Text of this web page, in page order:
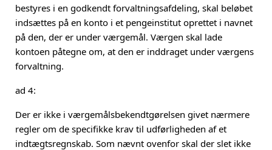
bestyres i en godkendt forvaltningsafdeling, skal beløbet
indsættes på en konto i et pengeinstitut oprettet i navnet
på den, der er under værgemål. Værgen skal lade
kontoen påtegne om, at den er inddraget under værgens
forvaltning.
ad 4:
Der er ikke i værgemålsbekendtgørelsen givet nærmere
regler om de specifikke krav til udførligheden af et
indtægtsregnskab. Som nævnt ovenfor skal der slet ikke